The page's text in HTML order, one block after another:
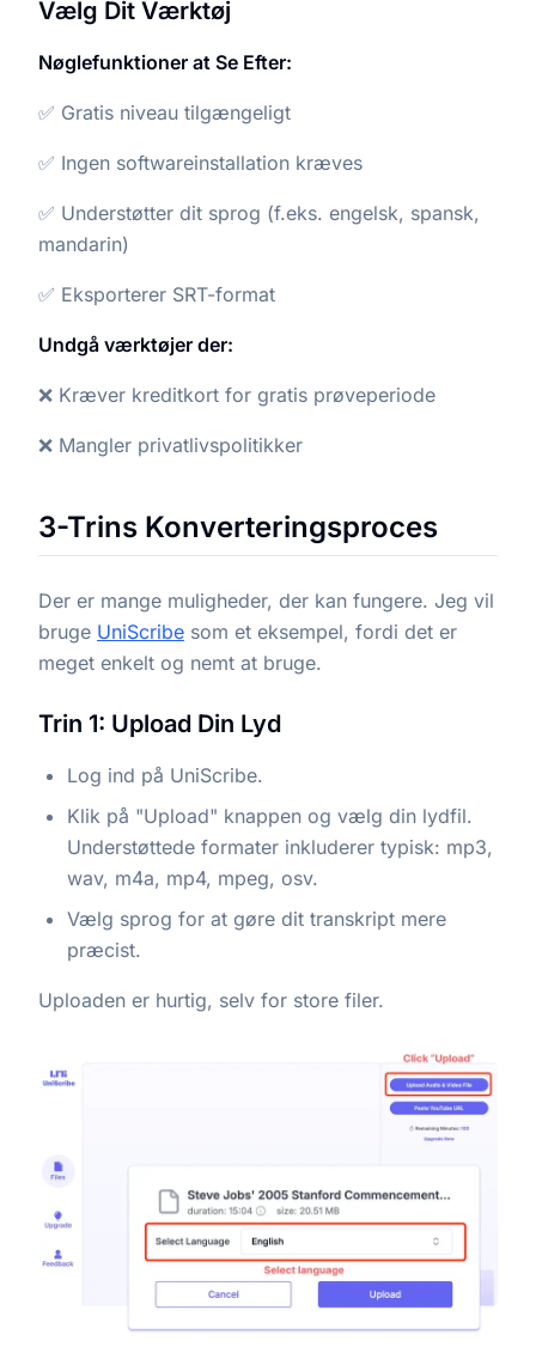
Vælg Dit Værktøj
Nøglefunktioner at Se Efter:
✅ Gratis niveau tilgængeligt
✅ Ingen softwareinstallation kræves
✅ Understøtter dit sprog (f.eks. engelsk, spansk,
mandarin)
✅ Eksporterer SRT-format
Undgå værktøjer der:
❌ Kræver kreditkort for gratis prøveperiode
❌ Mangler privatlivspolitikker
3-Trins Konverteringsproces
Der er mange muligheder, der kan fungere. Jeg vil
bruge UniScribe som et eksempel, fordi det er
meget enkelt og nemt at bruge.
Trin 1: Upload Din Lyd
Log ind på UniScribe.
Klik på "Upload" knappen og vælg din lydfil.
Understøttede formater inkluderer typisk: mp3,
wav, m4a, mp4, mpeg, osv.
Vælg sprog for at gøre dit transkript mere
præcist.
Uploaden er hurtig, selv for store filer.